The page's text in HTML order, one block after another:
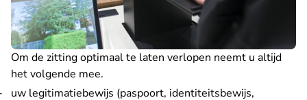
Om de zitting optimaal te laten verlopen neemt u altijd
het volgende mee.
uw legitimatiebewijs (paspoort, identiteitsbewijs,